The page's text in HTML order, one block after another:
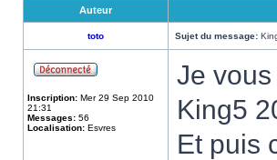
Auteur
toto Sujet du message:
Inscription: Mer 29 Sep 2010
21:31
Messages: 56
Localisation: Esvres
Je
King5
Et puis